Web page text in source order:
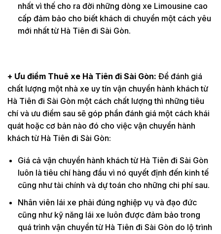
nhất vì thế cho ra đời những dòng xe Limousine cao
cấp đảm bảo cho biết khách di chuyển một cách yêu
mới nhất từ Hà Tiên đi Sài Gòn.
+ Ưu điểm Thuê xe Hà Tiên đi Sài Gòn: Để đánh giá
chất lượng một nhà xe uy tín vận chuyển hành khách từ
Hà Tiên đi Sài Gòn một cách chất lượng thì những tiêu
chí và ưu điểm sau sẽ góp phần đánh giá một cách khái
quát hoặc cơ bản nào đó cho việc vận chuyển hành
khách từ Hà Tiên đi Sài Gòn:
Giá cả vận chuyển hành khách từ Hà Tiên đi Sài Gòn
luôn là tiêu chí hàng đầu vì nó quyết định đến kinh tế
cũng như tài chính và dự toán cho những chi phí sau.
Nhân viên lái xe phải đúng nghiệp vụ và đạo đức
cũng như kỹ năng lái xe luôn được đảm bảo trong
quá trình vận chuyển từ Hà Tiên đi Sài Gòn do lộ trình